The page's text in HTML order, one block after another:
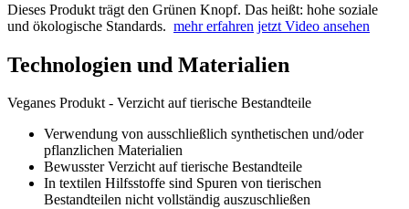
Dieses Produkt trägt den Grünen Knopf. Das heißt: hohe soziale
und ökologische Standards. mehr erfahren jetzt Video ansehen
Technologien und Materialien
Veganes Produkt - Verzicht auf tierische Bestandteile
Verwendung von ausschließlich synthetischen und/oder
pflanzlichen Materialien
Bewusster Verzicht auf tierische Bestandteile
In textilen Hilfsstoffe sind Spuren von tierischen
Bestandteilen nicht vollständig auszuschließen